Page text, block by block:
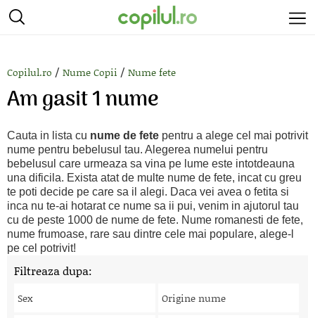
Copilul.ro / Nume Copii / Nume fete
Am gasit 1 nume
Cauta in lista cu nume de fete pentru a alege cel mai potrivit
nume pentru bebelusul tau. Alegerea numelui pentru
bebelusul care urmeaza sa vina pe lume este intotdeauna
una dificila. Exista atat de multe nume de fete, incat cu greu
te poti decide pe care sa il alegi. Daca vei avea o fetita si
inca nu te-ai hotarat ce nume sa ii pui, venim in ajutorul tau
cu de peste 1000 de nume de fete. Nume romanesti de fete,
nume frumoase, rare sau dintre cele mai populare, alege-l
pe cel potrivit!
Filtreaza dupa:
Sex Origine nume